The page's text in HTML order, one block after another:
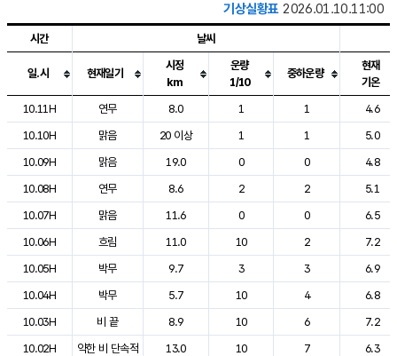
기상실황표 2026.01.10.11:00
도시별 기상실황표로 지점, 날씨, 기온, 강수, 바람, 기압등을 안내한 표입
시간 날씨
일.시 현재일기
시정
km
운량
1/10
중하운량
현재
기온
10.11H
연무 8.0 1 1
4.6
10.10H
맑음 20 이상 1 1
5.0
10.09H
맑음 19.0 0 0
4.8
10.08H
연무 8.6 2 2
5.1
10.07H
맑음 11.6 0 0
6.5
10.06H
흐림 11.0 10 2
7.2
10.05H
박무 9.7 3 3
6.9
10.04H
박무 5.7 10 4
6.8
10.03H
비 끝 8.9 10 6
7.2
10.02H
약한 비 단속적 13.0 10 7
6.3